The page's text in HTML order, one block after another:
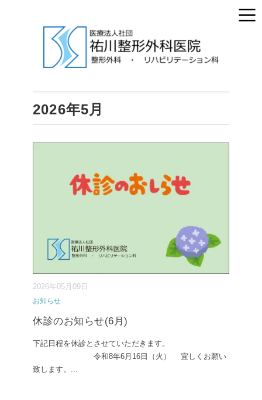
2026年5月
2026年05月09日
お知らせ
休診のお知らせ(6月)
下記日程を休診とさせていただきます。
令和8年6月16日（火） 宜しくお願い
致します。 ...